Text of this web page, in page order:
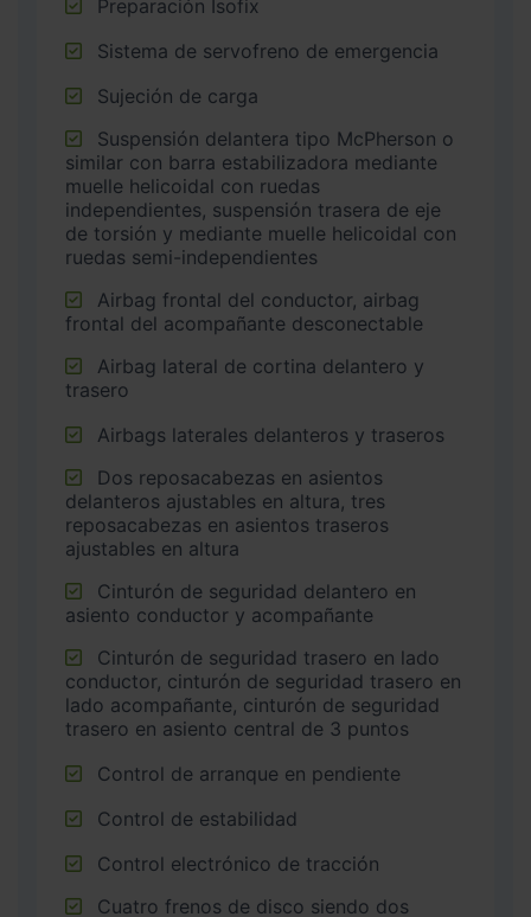
Preparación Isofix
Sistema de servofreno de emergencia
Sujeción de carga
similar con barra estabilizadora mediante
muelle helicoidal con ruedas
independientes, suspensión trasera de eje
de torsión y mediante muelle helicoidal con
ruedas semi-independientes
frontal del acompañante desconectable
trasero
Airbags laterales delanteros y traseros
delanteros ajustables en altura, tres
reposacabezas en asientos traseros
ajustables en altura
asiento conductor y acompañante
conductor, cinturón de seguridad trasero en
lado acompañante, cinturón de seguridad
trasero en asiento central de 3 puntos
Control de arranque en pendiente
Control de estabilidad
Control electrónico de tracción